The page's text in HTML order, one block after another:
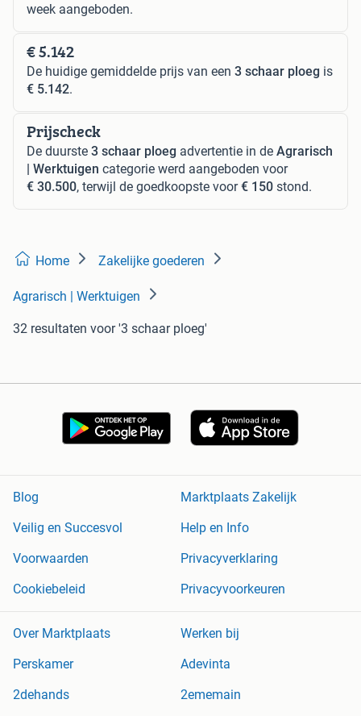
week aangeboden.
€ 5.142
De huidige gemiddelde prijs van een 3 schaar ploeg is
€ 5.142.
Prijscheck
De duurste 3 schaar ploeg advertentie in de Agrarisch
| Werktuigen categorie werd aangeboden voor
€ 30.500, terwijl de goedkoopste voor€ 150 stond.
Home Zakelijke goederen
Agrarisch | Werktuigen
32 resultaten voor '3 schaar ploeg'
Blog
Marktplaats Zakelijk
Veilig en Succesvol
Help en Info
Voorwaarden
Privacyverklaring
Cookiebeleid
Privacyvoorkeuren
Over Marktplaats
Werken bij
Perskamer
Adevinta
2dehands
2ememain